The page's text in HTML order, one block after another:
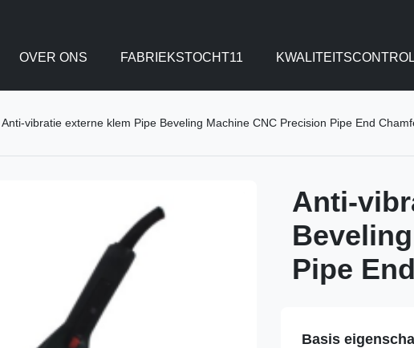
OVER ONS FABRIEKSTOCHT11
Anti-vibratie externe klem Pipe Beveling Machine CNC Precision Pipe End
Anti-
Pipe
Basis